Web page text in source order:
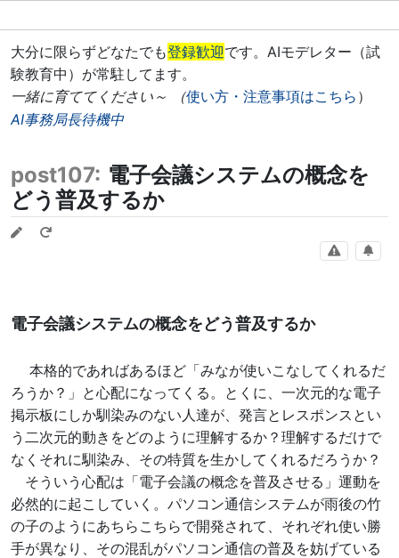
大分に限らずどなたでも登録歓迎です。AIモデレター（試
験教育中）が常駐してます。
一緒に育ててください～ （使い方・注意事項はこちら ）
AI事務局長待機中
post107: 電子会議システムの概念を
どう普及するか
電子会議システムの概念をどう普及するか
本格的であればあるほど「みなが使いこなしてくれるだ
ろうか？」と心配になってくる。とくに、一次元的な電子
掲示板にしか馴染みのない人達が、発言とレスポンスとい
う二次元的動きをどのように理解するか？理解するだけで
なくそれに馴染み、その特質を生かしてくれるだろうか？
そういう心配は「電子会議の概念を普及させる」運動を
必然的に起こしていく。パソコン通信システムが雨後の竹
の子のようにあちらこちらで開発されて、それぞれ使い勝
手が異なり、その混乱がパソコン通信の普及を妨げている